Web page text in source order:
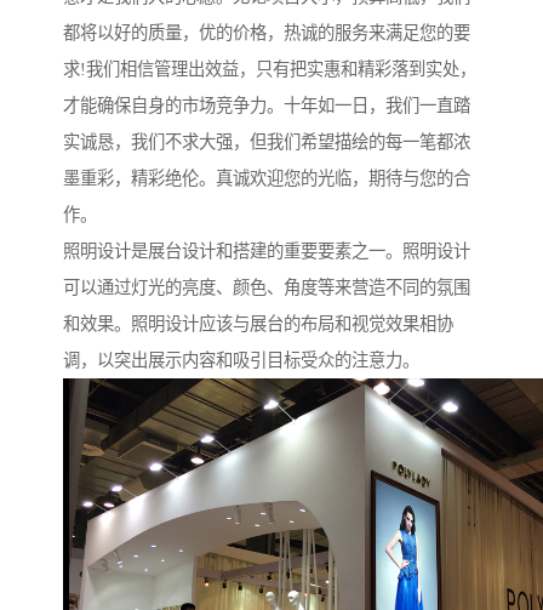
都将以好的质量，优的价格，热诚的服务来满足您的要
求!我们相信管理出效益，只有把实惠和精彩落到实处，
才能确保自身的市场竞争力。十年如一日，我们一直踏
实诚恳，我们不求大强，但我们希望描绘的每一笔都浓
墨重彩，精彩绝伦。真诚欢迎您的光临，期待与您的合
作。
照明设计是展台设计和搭建的重要要素之一。照明设计
可以通过灯光的亮度、颜色、角度等来营造不同的氛围
和效果。照明设计应该与展台的布局和视觉效果相协
调，以突出展示内容和吸引目标受众的注意力。